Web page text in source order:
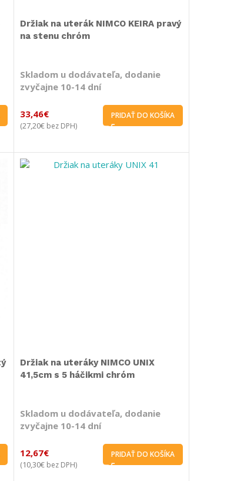
Držiak na uterák NIMCO KEIRA pravý
na stenu chróm
Skladom u dodávateľa, dodanie
zvyčajne 10-14 dní
33,46€
(27,20€ bez DPH)
PRIDAŤ DO KOŠÍKA
Držiak na uteráky NIMCO UNIX
41,5cm s 5 háčikmi chróm
Skladom u dodávateľa, dodanie
zvyčajne 10-14 dní
12,67€
(10,30€ bez DPH)
PRIDAŤ DO KOŠÍKA